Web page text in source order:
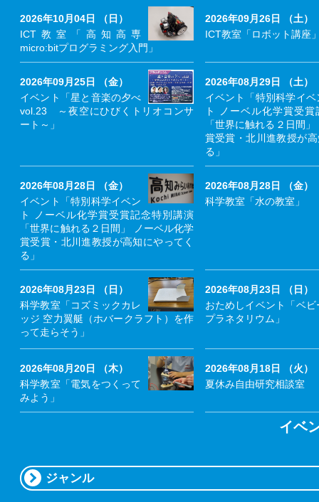
2026年10月04日 （日）
ICT教室「高知高専
micro:bitプログラミング入門」
2026年09月26日 （土）
ICT教室「ロボット講座
2026年09月25日 （金）
イベント「星と音楽の夕べ
vol.23 ～夜空にひびくトリオコンサ
ート～」
2026年08月29日 （土）
イベント「特別科学イベ
ト ノーベル化学賞受
「世界に触れる２日間
賞受賞・北川進教授が
る」
2026年08月28日 （金）
イベント「特別科学イベン
ト ノーベル化学賞受賞記念特別講演
「世界に触れる２日間」 ノーベル化学
賞受賞・北川進教授が高知にやってく
る」
2026年08月28日 （金）
科学教室「水の教室」
2026年08月23日 （日）
科学教室「コズミックカレ
ッジ 空力翼艇（ホバークラフト）を作
って走らそう」
2026年08月23日 （日）
おためしイベント「ベビ
プラネタリウム」
2026年08月20日 （木）
科学教室「電気をつくって
みよう」
2026年08月18日 （火）
夏休み自由研究相談室
イベ
ジャンル